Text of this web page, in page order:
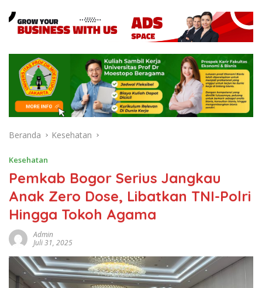
Beranda Kesehatan
Kesehatan
Pemkab Bogor Serius Jangkau
Anak Zero Dose, Libatkan TNI-Polri
Hingga Tokoh Agama
Admin
Juli 31, 2025